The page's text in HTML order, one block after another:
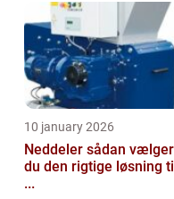
10 january 2026
Neddeler sådan vælger
du den rigtige løsning til
...